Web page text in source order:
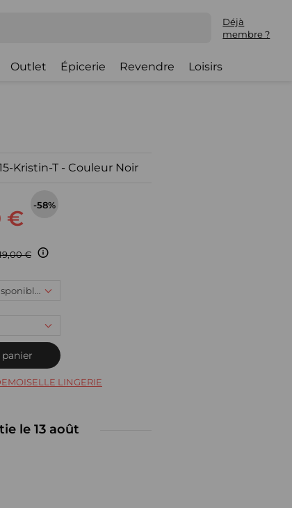
Déjà
membre ?
Outlet Épicerie Revendre Loisirs
Kristin-T - Couleur Noir
€
-58%
€
XXL, 7,90 € : (Disponible)
LINGERIE
le 13 août